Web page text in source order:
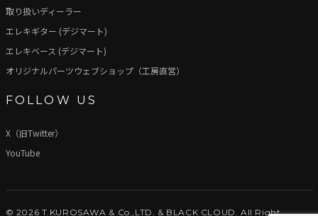
取り扱いディーラー
エレキギター (デジマート)
エレキベース (デジマート)
オリジナルパーツウェブショップ（工房直営）
FOLLOW US
X（旧Twitter）
YouTube
© 2026 T.KUROSAWA & Co.,LTD. & BLACK CLOUD. All Right